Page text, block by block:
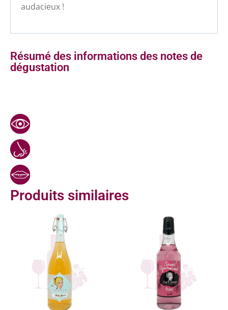
audacieux !
Résumé des informations des notes de
dégustation
Produits similaires